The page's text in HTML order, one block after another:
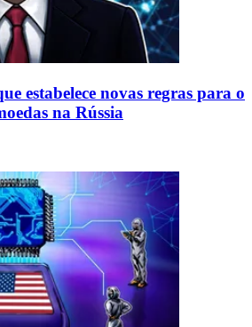
estabelece novas regras para o
na Rússia